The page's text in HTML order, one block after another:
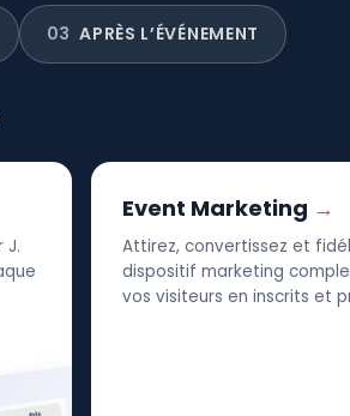
03 APRÈS L’ÉVÉNEMENT
J.
Event Marketing
Attirez, convertissez et
dispositif marketing
vos visiteurs en inscrits et